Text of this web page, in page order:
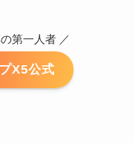
第一人者 ／
X5公式